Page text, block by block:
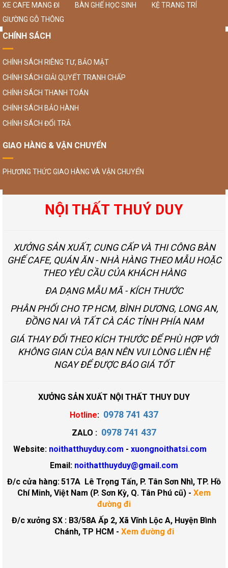
XE CAFE MANG ĐI
BÀN GHẾ HỌC SINH
KỆ TRANG TRÍ
GIƯỜNG GỖ THÔNG
CHÍNH SÁCH
CHÍNH SÁCH RIÊNG TƯ, BẢO MẬT
CHÍNH SÁCH GIẢI QUYẾT TRANH CHẤP
CHÍNH SÁCH THANH TOÁN
CHÍNH SÁCH BẢO HÀNH
CHÍNH SÁCH ĐỔI TRẢ
GIAO HÀNG & VẬN CHUYỂN
PHƯƠNG THỨC GIAO HÀNG VÀ VẬN CHUYỂN
NỘI THẤT THUÝ DUY
XƯỞNG SẢN XUẤT, CUNG CẤP VÀ THI CÔNG BÀN
GHẾ CAFE, QUÁN ĂN - NHÀ HÀNG THEO MẪU HOẶC
THEO YÊU CẦU CỦA KHÁCH HÀNG
ĐA DẠNG MẪU MÃ - KÍCH THƯỚC
PHÂN PHỐI CHO TP HCM, BÌNH DƯƠNG, LONG AN,
ĐỒNG NAI VÀ TẤT CÀ CÁC TỈNH PHÍA NAM
GIÁ THAY ĐỔI THEO KÍCH THƯỚC ĐỂ PHÙ HỢP VỚI
KHÔNG GIAN CỦA BẠN NÊN VUI LÒNG LIÊN HỆ
NGAY ĐỂ ĐƯỢC BÁO GIÁ TỐT
XƯỞNG SẢN XUẤT NỘI THẤT THUY DUY
Hotline: 0978 741 437
ZALO : 0978 741 437
Website: noithatthuyduy.com - xuongnoithatsi.com
Email: noithatthuyduy@gmail.com
Đ/c cửa hàng:517A Lê Trọng Tấn, P. Tân Sơn Nhì, TP. Hồ
Chí Minh, Việt Nam (P. Sơn Kỳ, Q. Tân Phú cũ) - Xem
đường đi
Đ/c xưởng SX : B3/58A Ấp 2, Xã Vĩnh Lộc A, Huyện Bình
Chánh, TP HCM - Xem đường đi